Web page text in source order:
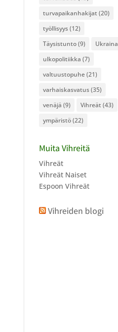
turvapaikanhakijat (20)
työllisyys(12)
Täysistunto(9) Ukraina
ulkopolitiikka (7)
valtuustopuhe(21)
varhaiskasvatus(35)
venäjä (9) Vihreät (43)
ympäristö(22)
Muita Vihreitä
Vihreät
Vihreät Naiset
Espoon Vihreät
Vihreiden blogi